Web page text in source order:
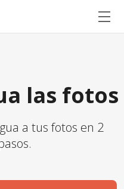
las fotos
a tus fotos en 2